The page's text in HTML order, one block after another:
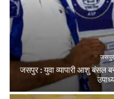
जसपुर
जसपुर : युवा व्यापारी आशु बंसल